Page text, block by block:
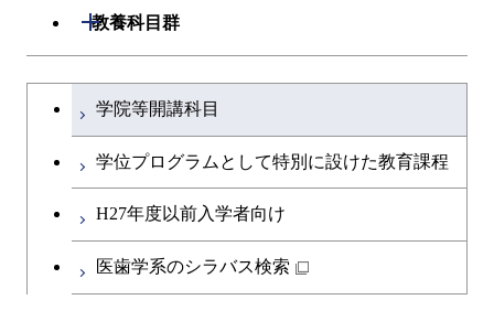
知能情報コース
ライフエンジニアリングコ
ース
建築学系
開閉
コース
都市・環境学コース
エンジニアリングデザイン
コース
都市・環境学コース
開閉
地球環境共創コース
エネルギーコース
エンジニアリングデザイン
社会・人間科学系
社会・人間科学コース
イノベーション科学系
イノベーション科学コース
技術経営専門職学位課程
開閉
教養科目群
開閉
文系教養科目
英語科目
第二外国語科目
大学院課程を切り替える
学院等開講科目
学位プログラムとして特別に設けた教育課程
H27年度以前入学者向け
医歯学系のシラバス検索